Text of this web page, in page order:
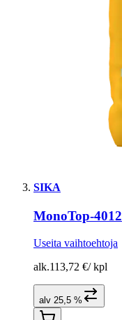
SIKA
MonoTop-4012
Useita vaihtoehtoja
alk.113,72 €/ kpl
alv 25,5 %